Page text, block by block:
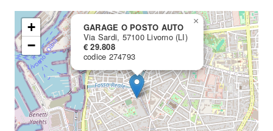
GARAGE O POSTO AUTO
Via Sardi, 57100 Livorno (LI)
€ 29.808
codice 274793
×
+
−